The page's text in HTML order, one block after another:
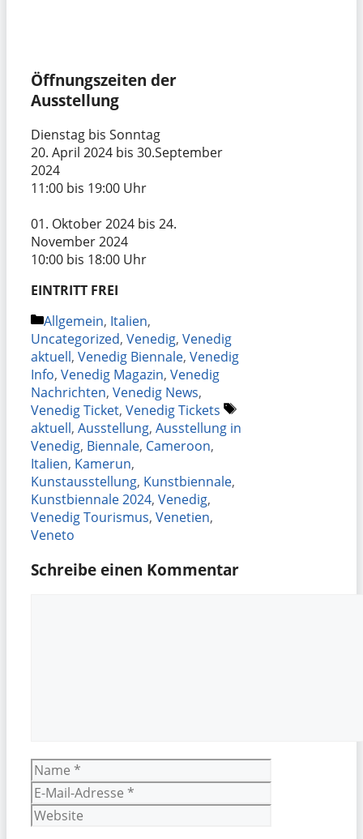
Öffnungszeiten der
Ausstellung
Dienstag bis Sonntag
20. April 2024 bis 30.September
2024
11:00 bis 19:00 Uhr
01. Oktober 2024 bis 24.
November 2024
10:00 bis 18:00 Uhr
EINTRITT FREI
Kategorien
Allgemein, Italien,
Uncategorized, Venedig, Venedig
aktuell, Venedig Biennale, Venedig
Info, Venedig Magazin, Venedig
Nachrichten, Venedig News,
Venedig Ticket, Venedig Tickets
Schlagwörter
aktuell, Ausstellung, Ausstellung in
Venedig, Biennale, Cameroon,
Italien, Kamerun,
Kunstausstellung, Kunstbiennale,
Kunstbiennale 2024, Venedig,
Venedig Tourismus, Venetien,
Veneto
Schreibe einen Kommentar
Name
E-
Mail-
Adresse
Website